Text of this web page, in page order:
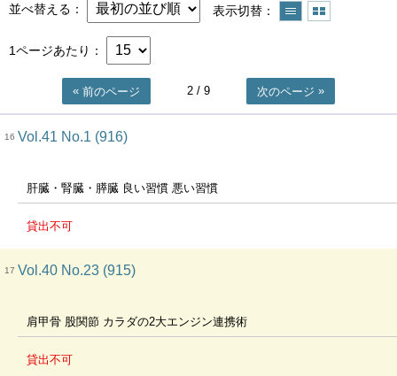
並べ替える 表示切替
1ページあたり
前のページ 2 / 9 次のページ
16 Vol.41 No.1 (916)
肝臓・腎臓・膵臓 良い習慣 悪い習慣
貸出不可
17 Vol.40 No.23 (915)
肩甲骨 股関節 カラダの2大エンジン連携術
貸出不可